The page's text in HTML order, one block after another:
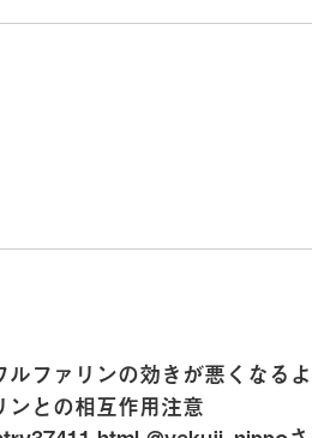
ルファリンの効きが悪くなる
との相互作用注意